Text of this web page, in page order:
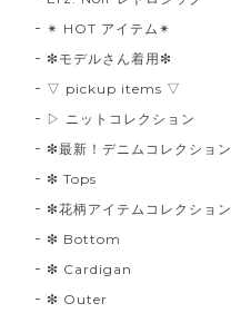
✴︎ HOT アイテム✴︎
❇︎モデルさん着用❇︎
▽ pickup items ▽
▷ ニットコレクション
❇︎最新！デニムコレクション
❇︎ Tops
❇︎花柄アイテムコレクション
❇︎ Bottom
❇︎ Cardigan
❇︎ Outer